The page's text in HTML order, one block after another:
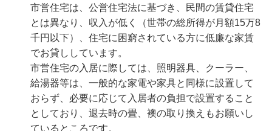
市営住宅は、公営住宅法に基づき、民間の賃貸住宅
とは異なり、収入が低く（世帯の総所得が月額15万8
千円以下）、住宅に困窮されている方に低廉な家賃
でお貸ししています。
市営住宅の入居に際しては、照明器具、クーラー、
給湯器等は、一般的な家電や家具と同様に設置して
おらず、必要に応じて入居者の負担で設置すること
としており、退去時の畳、襖の取り換えもお願いし
ているところです。